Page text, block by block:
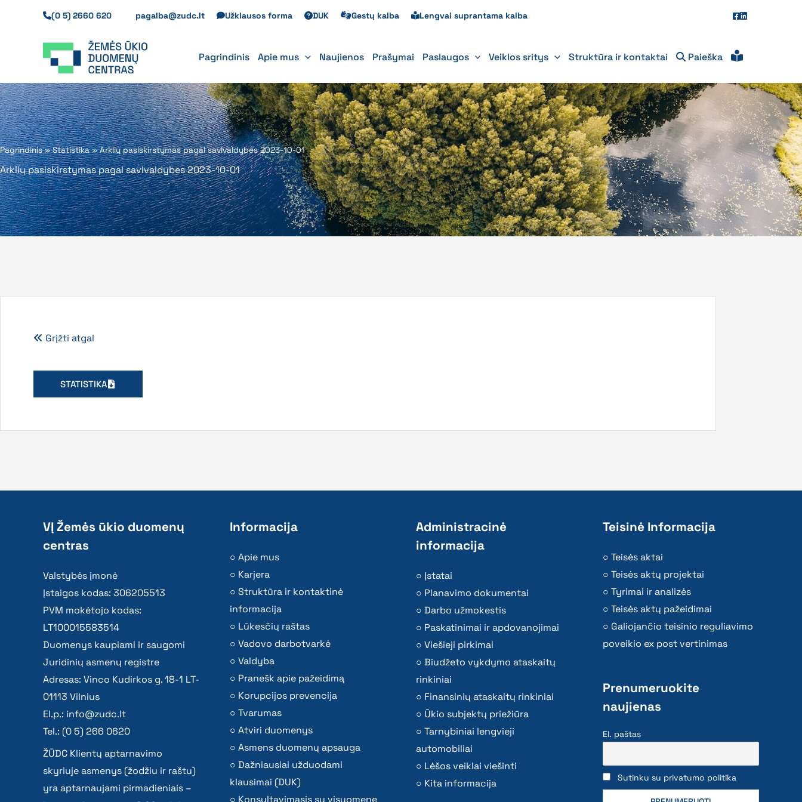
(0 5) 2660 620 pagalba@zudc.lt Užklausos forma DUK Gestų kalba Lengvai suprantama kalba
Pagrindinis Apie mus Naujienos Prašymai Paslaugos Veiklos sritys Struktūra ir kontaktai Paieška
Pagrindinis»Statistika»Arklių pasiskirstymas pagal savivaldybes 2023-10-01
Arklių pasiskirstymas pagal savivaldybes 2023-10-01
Grįžti atgal
STATISTIKA
VĮ Žemės ūkio duomenų
centras
Valstybės įmonė
Įstaigos kodas: 306205513
PVM mokėtojo kodas:
LT100015583514
Duomenys kaupiami ir saugomi
Juridinių asmenų registre
Adresas: Vinco Kudirkos g. 18-1 LT-
01113 Vilnius
El.p.: info@zudc.lt
Tel.: (0 5) 266 0620
ŽŪDC Klientų aptarnavimo
skyriuje asmenys (žodžiu ir raštu)
yra aptarnaujami pirmadieniais –
Informacija
Apie mus
Karjera
Struktūra ir kontaktinė
informacija
Lūkesčių raštas
Vadovo darbotvarkė
Valdyba
Pranešk apie pažeidimą
Korupcijos prevencija
Tvarumas
Atviri duomenys
Asmens duomenų apsauga
Dažniausiai užduodami
klausimai (DUK)
Administracinė
informacija
Įstatai
Planavimo dokumentai
Darbo užmokestis
Paskatinimai ir apdovanojimai
Viešieji pirkimai
Biudžeto vykdymo ataskaitų
rinkiniai
Finansinių ataskaitų rinkiniai
Ūkio subjektų priežiūra
Tarnybiniai lengvieji
automobiliai
Lėšos veiklai viešinti
Kita informacija
Teisinė Informacija
Teisės aktai
Teisės aktų projektai
Tyrimai ir analizės
Teisės aktų pažeidimai
Galiojančio teisinio reguliavimo
poveikio ex post vertinimas
Prenumeruokite
naujienas
El. paštas
Sutinku su privatumo politika